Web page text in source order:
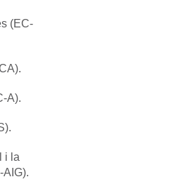
(EC-
A).
i la